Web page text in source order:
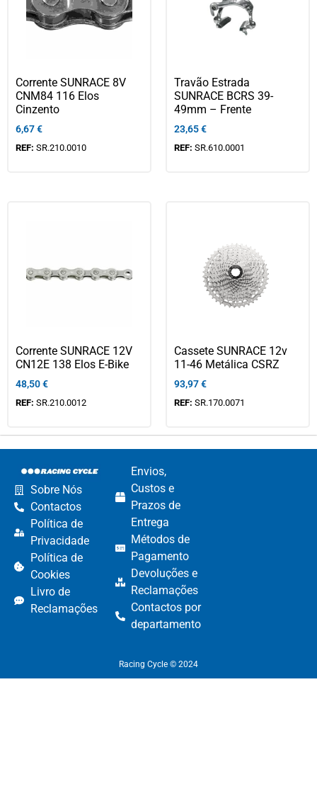
Corrente SUNRACE 8V
CNM84 116 Elos
Cinzento
6,67€
REF: SR.210.0010
Travão Estrada
SUNRACE BCRS 39-
49mm – Frente
23,65€
REF: SR.610.0001
Corrente SUNRACE 12V
CN12E 138 Elos E-Bike
48,50€
REF: SR.210.0012
Cassete SUNRACE 12v
11-46 Metálica CSRZ
93,97€
REF: SR.170.0071
Sobre Nós
Contactos
Política de
Privacidade
Política de
Cookies
Livro de
Reclamações
Envios,
Custos e
Prazos de
Entrega
Métodos de
Pagamento​
Devoluções e
Reclamações​
Contactos por
departamento​
Racing Cycle © 2024